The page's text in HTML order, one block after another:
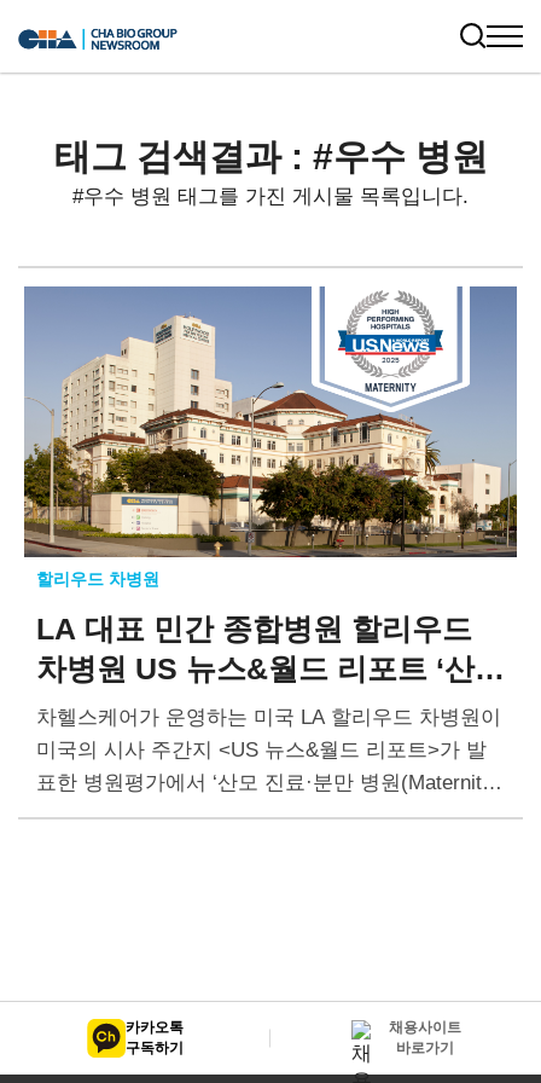
태그 검색결과 : #우수 병원
#우수 병원 태그를 가진 게시물 목록입니다.
할리우드 차병원
LA 대표 민간 종합병원 할리우드
차병원 US 뉴스&월드 리포트 ‘산모
진료·분만 최고 병원’ 선정
차헬스케어가 운영하는 미국 LA 할리우드 차병원이
미국의 시사 주간지 <US 뉴스&월드 리포트>가 발
표한 병원평가에서 ‘산모 진료·분만 병원(Maternity
Care)’ 부문에 최고 병원으로 선정됐다. US 뉴스&월
카카오톡
구독하기
채용사이트
바로가기